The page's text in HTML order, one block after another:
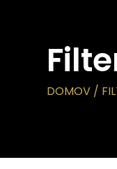
DOMOV /